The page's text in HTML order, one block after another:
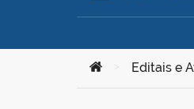
Você está aqui:
Editais e